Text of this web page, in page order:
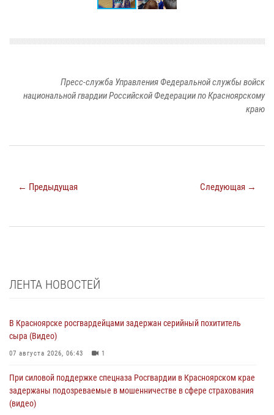
Пресс-служба Управления Федеральной службы войск
национальной гвардии Российской Федерации по Красноярскому
краю
← Предыдущая Следующая →
ЛЕНТА НОВОСТЕЙ
В Красноярске росгвардейцами задержан серийный похититель
сыра (Видео)
07 августа 2026, 06:43 1
При силовой поддержке спецназа Росгвардии в Красноярском крае
задержаны подозреваемые в мошенничестве в сфере страхования
(видео)